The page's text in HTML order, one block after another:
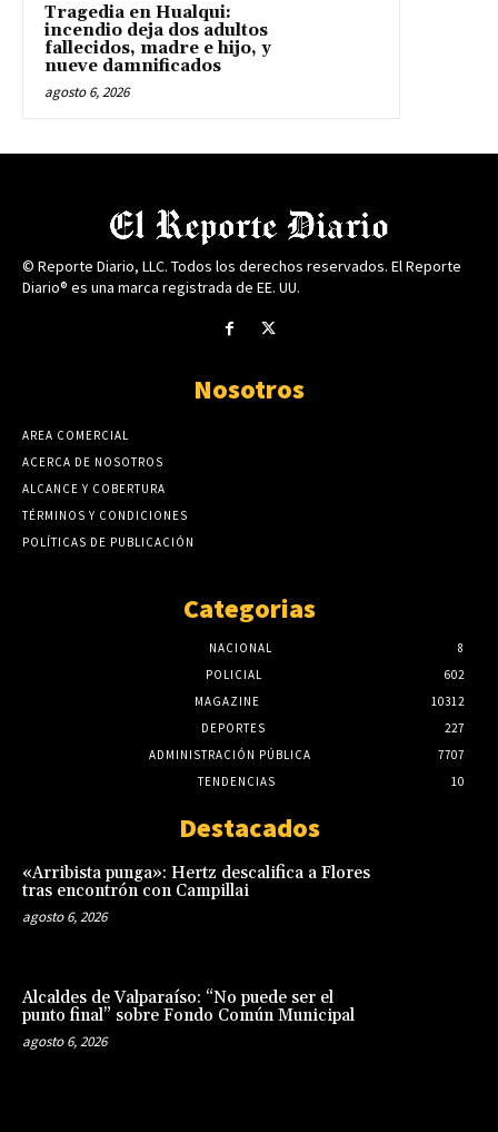
Tragedia en Hualqui:
incendio deja dos adultos
fallecidos, madre e hijo, y
nueve damnificados
agosto 6, 2026
© Reporte Diario, LLC. Todos los derechos reservados. El Reporte
Diario® es una marca registrada de EE. UU.
Nosotros
AREA COMERCIAL
ACERCA DE NOSOTROS
ALCANCE Y COBERTURA
TÉRMINOS Y CONDICIONES
POLÍTICAS DE PUBLICACIÓN
Categorias
NACIONAL
8
POLICIAL
602
MAGAZINE
10312
DEPORTES
227
ADMINISTRACIÓN PÚBLICA
7707
TENDENCIAS
10
Destacados
«Arribista punga»: Hertz descalifica a Flores
tras encontrón con Campillai
agosto 6, 2026
Alcaldes de Valparaíso: “No puede ser el
punto final” sobre Fondo Común Municipal
agosto 6, 2026